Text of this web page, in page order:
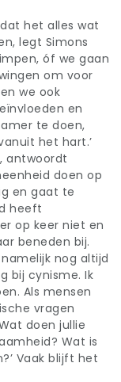
het alles wat
legt Simons
óf we gaan
om voor
we ook
en
te doen,
het hart.’
antwoordt
doen op
en gaat te
heeft
op keer niet en
beneden bij.
nog altijd
bij cynisme. Ik
Als mensen
vragen
doen jullie
Wat is
Vaak blijft het